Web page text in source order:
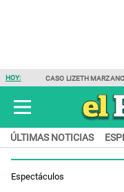
HOY: CASO LIZETH MARZANO
ÚLTIMAS NOTICIAS
Espectáculos